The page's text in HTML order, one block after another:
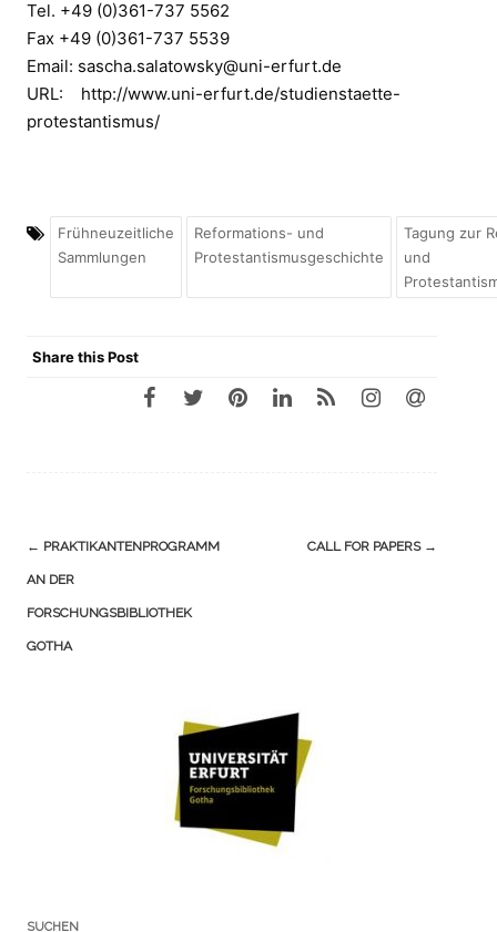
Tel. +49 (0)361-737 5562
Fax +49 (0)361-737 5539
Email: sascha.salatowsky@uni-erfurt.de
URL: http://www.uni-erfurt.de/studienstaette-
protestantismus/
Frühneuzeitliche
Sammlungen
Reformations- und
Protestantismusgeschichte
Tagung zur
und
Share this Post
Navigation
(Beiträge)
← PRAKTIKANTENPROGRAMM
AN DER
FORSCHUNGSBIBLIOTHEK
GOTHA
CALL FOR PAPERS →
SUCHEN